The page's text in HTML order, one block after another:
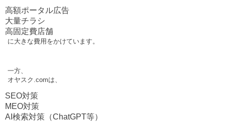
高額ポータル広告
大量チラシ
高固定費店舗
に大きな費用をかけています。
一方、
オヤスク.comは、
SEO対策
MEO対策
AI検索対策（ChatGPT等）